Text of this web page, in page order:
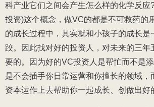
科产业它们之间会产生怎么样的化学反应
投资)这个概念，做VC的都是不可救药的
的成长过程中，其实就和小孩子的成长是
跤。因此找对好的投资人，对未来的三年
要的。因为好的VC投资人是帮忙而不是
是不会插手你日常运营和你擅长的领域，
资本运作上去帮助你一起成长、创做出好